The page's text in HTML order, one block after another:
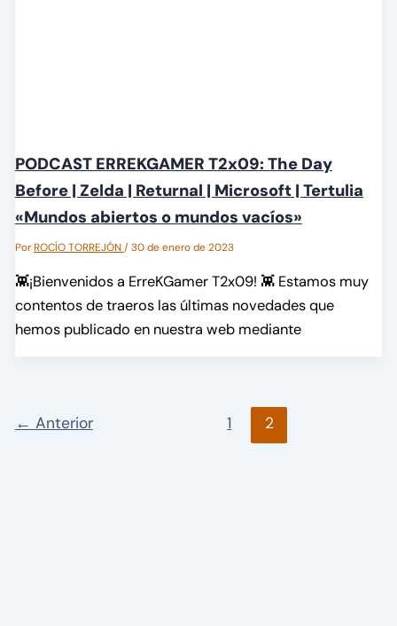
PODCAST ERREKGAMER T2x09: The Day
Before | Zelda | Returnal | Microsoft | Tertulia
«Mundos abiertos o mundos vacíos»
PorROCÍO TORREJÓN/30 de enero de 2023
👾¡Bienvenidos a ErreKGamer T2x09! 👾 Estamos muy
contentos de traeros las últimas novedades que
hemos publicado en nuestra web mediante
← Anterior 1 2